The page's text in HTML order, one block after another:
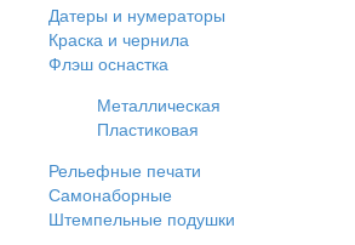
Датеры и нумераторы
Краска и чернила
Флэш оснастка
Металлическая
Пластиковая
Рельефные печати
Самонаборные
Штемпельные подушки